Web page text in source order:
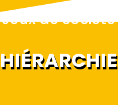
Jeux de société
HIÉRARCHIE